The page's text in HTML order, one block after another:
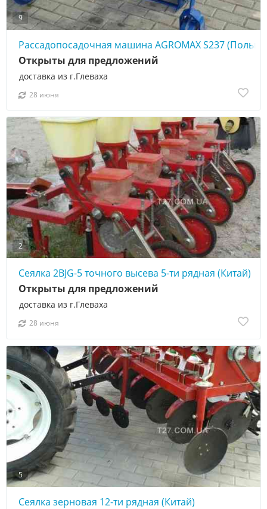
9
Рассадопосадочная машина AGROMAX S237
доставка из г.Глеваха
Открыты для предложений
28 июня
2
Сеялка 2BJG-5 точного высева 5-ти рядная (Китай)
доставка из г.Глеваха
Открыты для предложений
28 июня
5
Сеялка зерновая 12-ти рядная (Китай)